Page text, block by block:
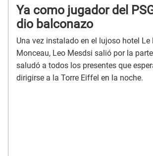
Ya como jugador del
dio balconazo
Una vez instalado en el lujoso hotel Le
Monceau, Leo Mesdsi salió por la
saludó a todos los presentes que
dirigirse a la Torre Eiffel en la noche.